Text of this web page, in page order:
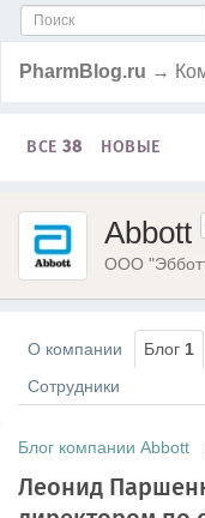
PharmBlog.ru →
ВСЕ 38 НОВЫЕ
Abbott
ООО
О компании Блог 1
Сотрудники
Блог компании Abbott
Леонид